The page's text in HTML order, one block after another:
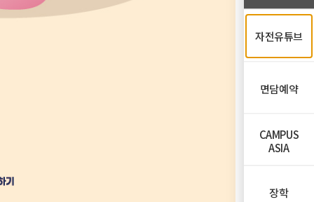
자전유튜브
면담예약
CAMPUS
ASIA
장학